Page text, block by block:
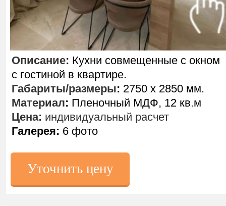
Уточнить цену
Описание: Кухни совмещенные с окном
с гостиной в квартире.
Габариты/размеры: 2750 х 2850 мм.
Материал: Пленочный МДФ, 12 кв.м
Цена: индивидуальный расчет
Галерея: 6 фото